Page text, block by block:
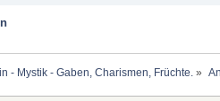
- Mystik - Gaben, Charismen, Früchte. »